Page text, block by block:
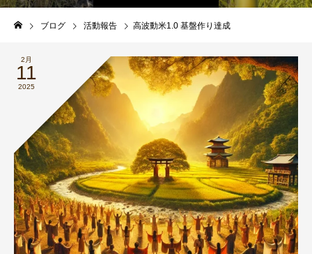
ブログ 活動報告 高波動米1.0 基盤作り達成
2月
11
2025